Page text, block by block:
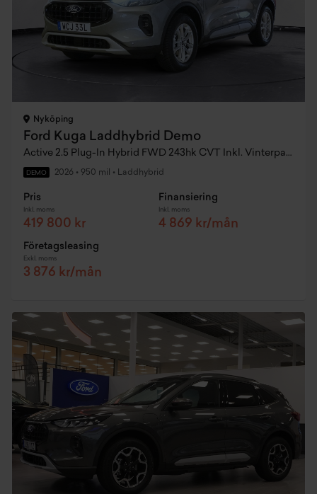
Nyköping
Ford Kuga Laddhybrid Demo
Active 2.5 Plug-In Hybrid FWD 243hk CVT Inkl. Vinterpaket Dragkrok
DEMO 2026 • 950 mil • Laddhybrid
Pris
Inkl. moms
419 800 kr
Finansiering
Inkl. moms
4 869 kr/mån
Företagsleasing
Exkl. moms
3 876 kr/mån